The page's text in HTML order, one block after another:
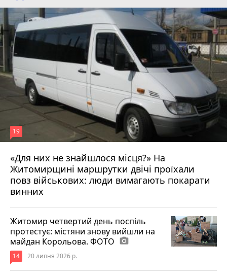
«Для них не знайшлося місця?» На
Житомирщині маршрутки двічі проїхали
повз військових: люди вимагають покарати
винних
19
17 липня 2026 р.
Житомир четвертий день поспіль
протестує: містяни знову вийшли на
майдан Корольова. ФОТО photo_camera
14 20 липня 2026 р.